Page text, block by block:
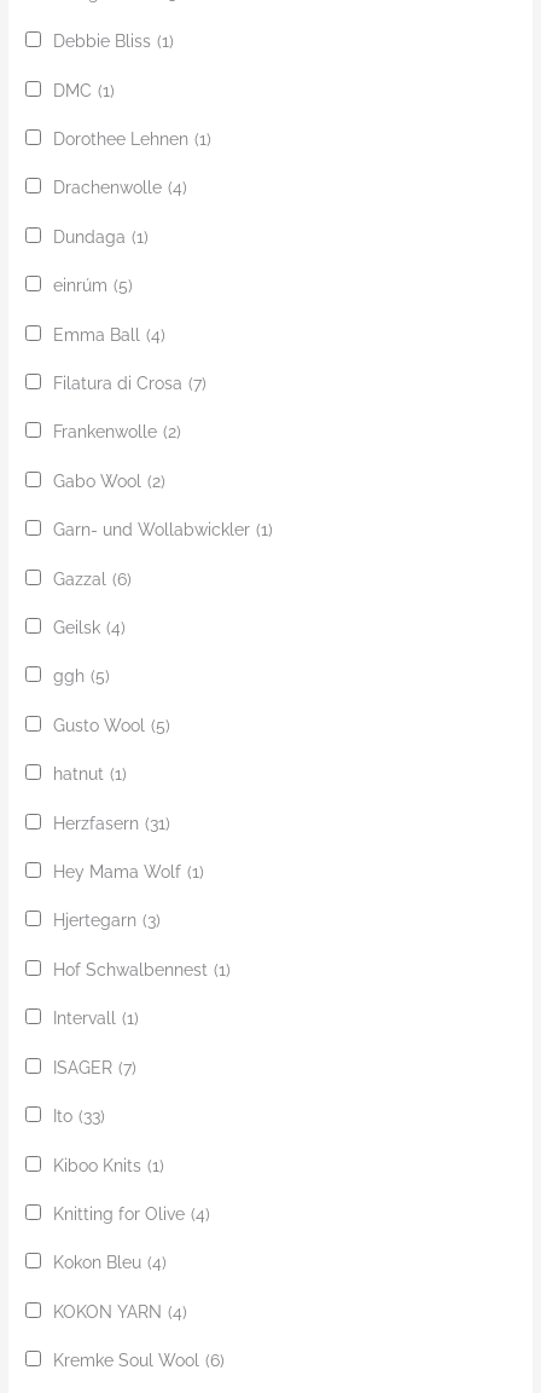
Debbie Bliss (1)
DMC (1)
Dorothee Lehnen (1)
Drachenwolle (4)
Dundaga (1)
einrúm (5)
Emma Ball (4)
Filatura di Crosa (7)
Frankenwolle (2)
Gabo Wool (2)
Garn- und Wollabwickler (1)
Gazzal (6)
Geilsk (4)
ggh (5)
Gusto Wool (5)
hatnut (1)
Herzfasern (31)
Hey Mama Wolf (1)
Hjertegarn (3)
Hof Schwalbennest (1)
Intervall (1)
ISAGER (7)
Ito (33)
Kiboo Knits (1)
Knitting for Olive (4)
Kokon Bleu (4)
KOKON YARN (4)
Kremke Soul Wool (6)